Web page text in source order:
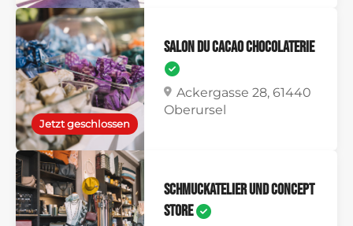
Jetzt geschlossen
SALON DU CACAO Chocolaterie
Ackergasse 28, 61440
Oberursel
Schmuckatelier und Concept
Store